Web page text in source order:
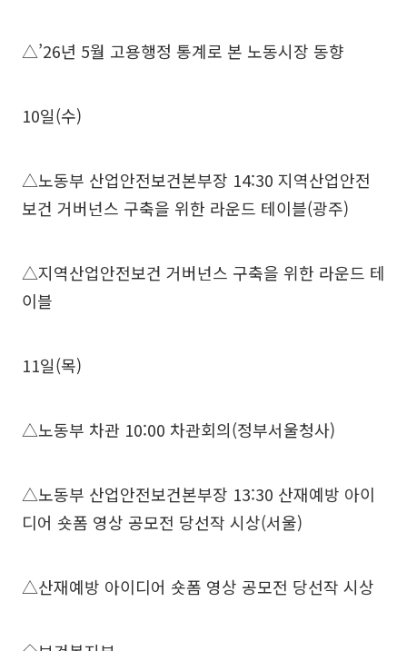
△’26년 5월 고용행정 통계로 본 노동시장 동향
10일(수)
△노동부 산업안전보건본부장 14:30 지역산업안전
보건 거버넌스 구축을 위한 라운드 테이블(광주)
△지역산업안전보건 거버넌스 구축을 위한 라운드 테
이블
11일(목)
△노동부 차관 10:00 차관회의(정부서울청사)
△노동부 산업안전보건본부장 13:30 산재예방 아이
디어 숏폼 영상 공모전 당선작 시상(서울)
△산재예방 아이디어 숏폼 영상 공모전 당선작 시상